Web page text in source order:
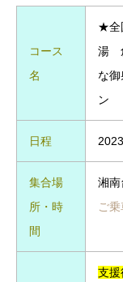
コース
名
★全
湯
な
ン
日程
集合場
所・時
間
湘
ご
支